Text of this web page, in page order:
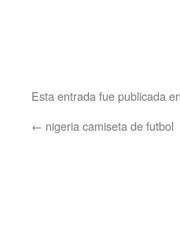
Esta entrada fue publicada en
← nigeria camiseta de futbol